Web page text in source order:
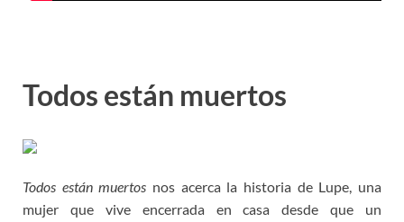
Todos están muertos
Todos están muertos nos acerca la historia de Lupe, una
mujer que vive encerrada en casa desde que un